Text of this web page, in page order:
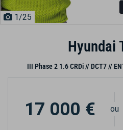
1/25
Hyundai
III Phase 2 1.6 CRDi // DCT7 //
17 000 € ou